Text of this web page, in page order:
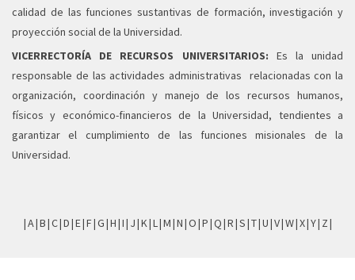
calidad de las funciones sustantivas de formación, investigación y
proyección social de la Universidad.
VICERRECTORÍA DE RECURSOS UNIVERSITARIOS: Es la unidad
responsable de las actividades administrativas relacionadas con la
organización, coordinación y manejo de los recursos humanos,
físicos y económico-financieros de la Universidad, tendientes a
garantizar el cumplimiento de las funciones misionales de la
Universidad.
|A|B|C|D|E|F|G|H|I| J|K|L|M|N|O|P|Q|R|S|T|U|V|W|X|Y| Z|